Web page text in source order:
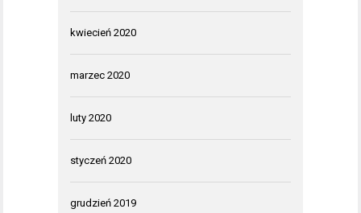
kwiecień 2020
marzec 2020
luty 2020
styczeń 2020
grudzień 2019